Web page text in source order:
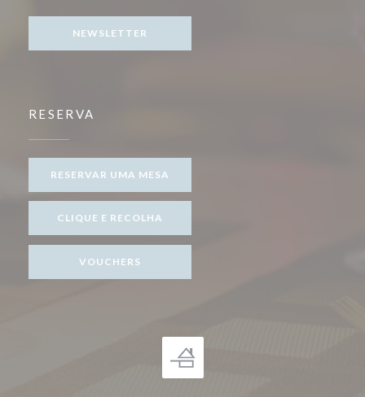
NEWSLETTER
RESERVA
RESERVAR UMA MESA
CLIQUE E RECOLHA
VOUCHERS